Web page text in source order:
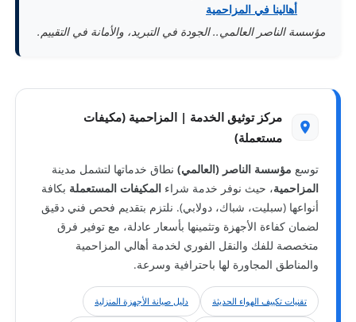
أهالينا في المزاحمية
مؤسسة الناصر العالمي.. الجودة في التبريد، والأمانة في التقييم.
مركز توثيق الخدمة | المزاحمية (مكيفات
مستعملة)
توسع مؤسسة الناصر (العالمي)نطاق خدماتها لتشمل مدينة
المزاحمية، حيث نوفر خدمة شراء المكيفات المستعملة بكافة
أنواعها (سبليت، شباك، دولابي). نلتزم بتقديم فحص فني دقيق
لضمان كفاءة الأجهزة وتثمينها بأسعار عادلة، مع توفير فرق
متخصصة للفك والنقل الفوري لخدمة أهالي المزاحمية
والمناطق المجاورة لها باحترافية وسرعة.
تقنيات تكييف الهواء الحديثة دليل صيانة الأجهزة المنزلية